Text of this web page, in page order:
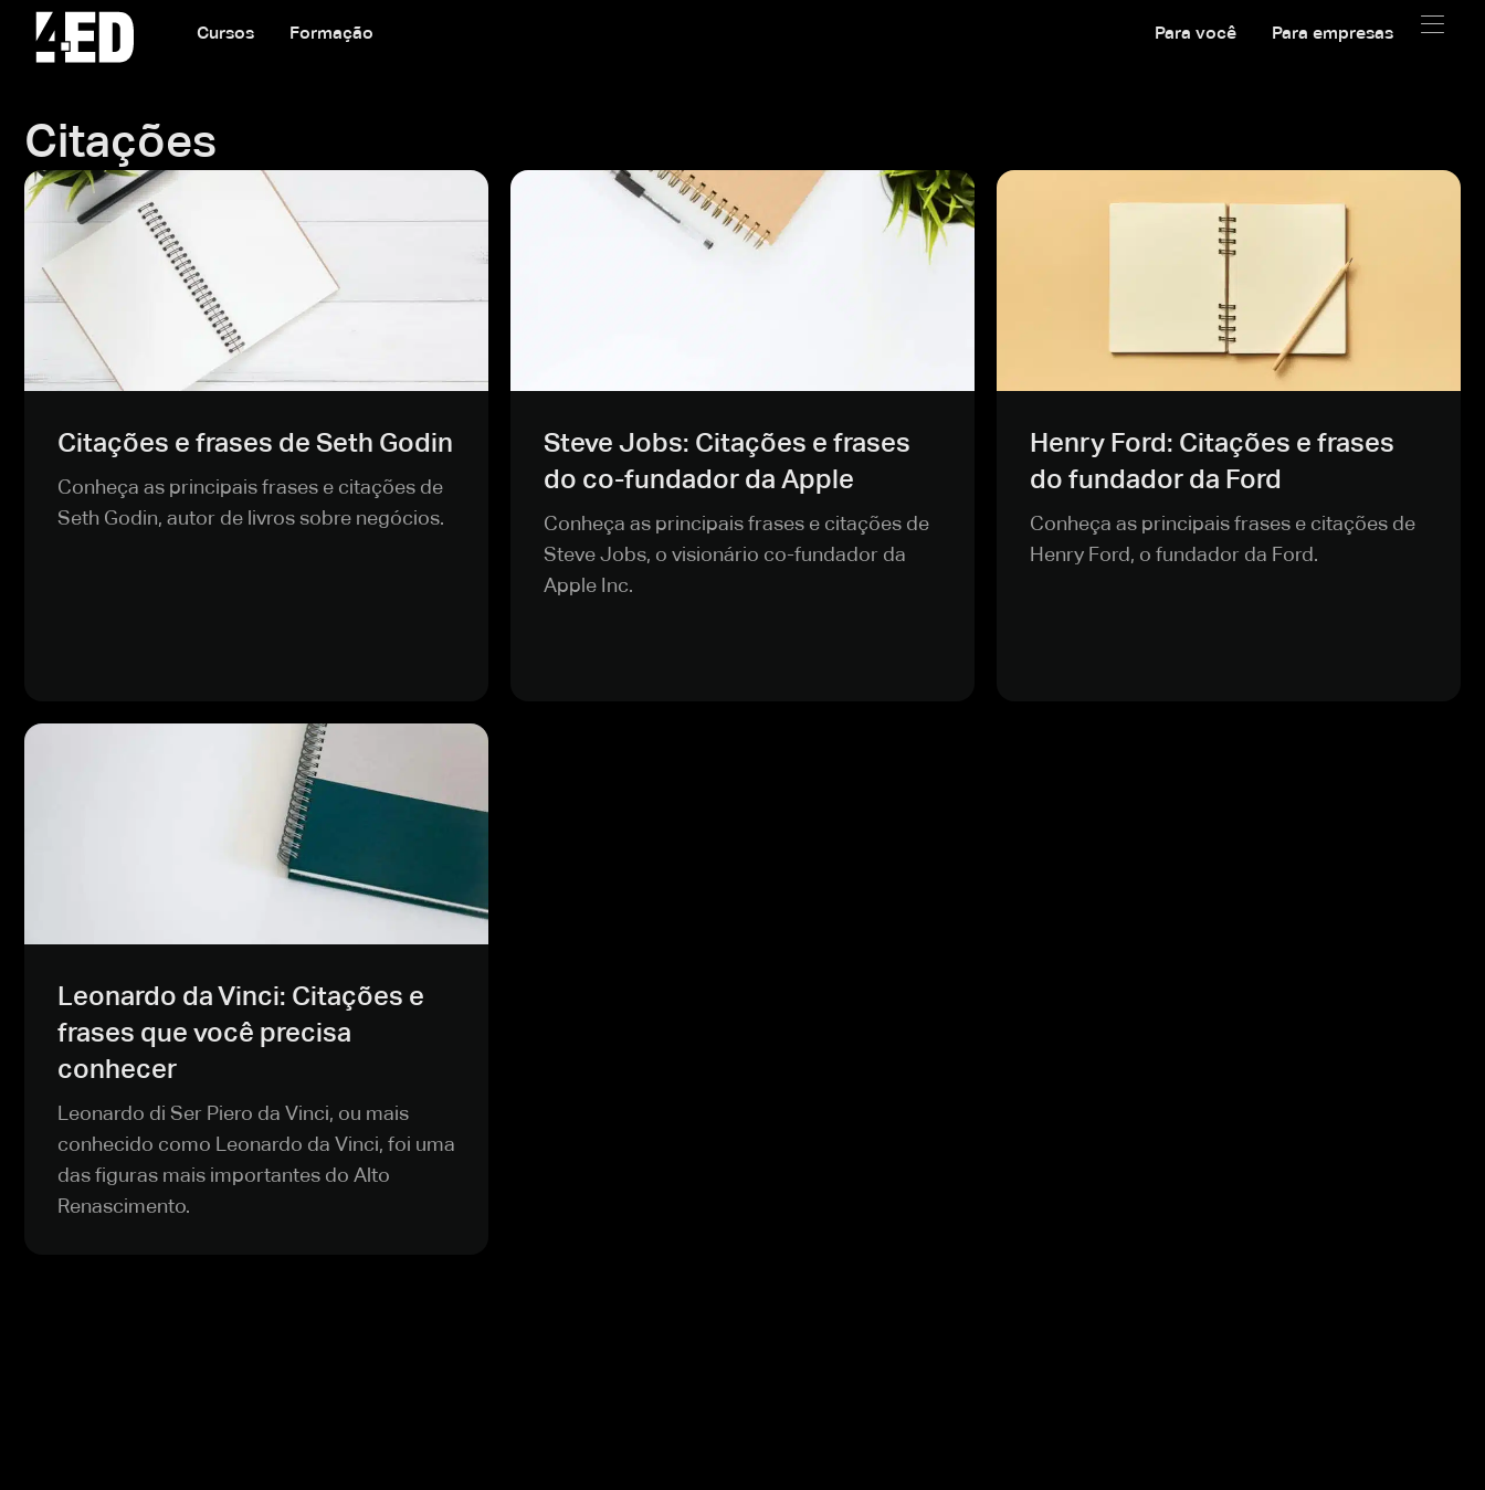
Cursos Formação Para você Para empresas
Citações
Citações e frases de Seth Godin
Conheça as principais frases e citações de
Seth Godin, autor de livros sobre negócios.
Steve Jobs: Citações e frases
do co-fundador da Apple
Conheça as principais frases e citações de
Steve Jobs, o visionário co-fundador da
Apple Inc.
Henry Ford: Citações e frases
do fundador da Ford
Conheça as principais frases e citações de
Henry Ford, o fundador da Ford.
Leonardo da Vinci: Citações e
frases que você precisa
conhecer
Leonardo di Ser Piero da Vinci, ou mais
conhecido como Leonardo da Vinci, foi uma
das figuras mais importantes do Alto
Renascimento.